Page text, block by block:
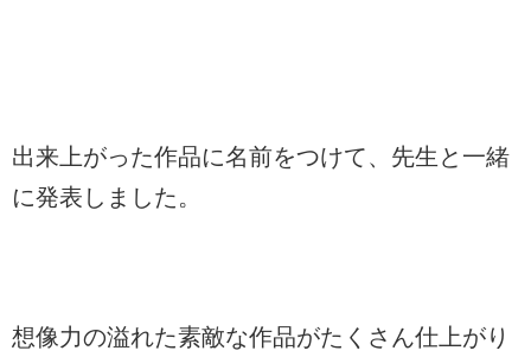
出来上がった作品に名前をつけて、先生と一緒
に発表しました。
想像力の溢れた素敵な作品がたくさん仕上がり